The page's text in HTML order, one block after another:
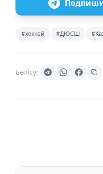
#хоккей #ДЮСШ
Бөлісу: